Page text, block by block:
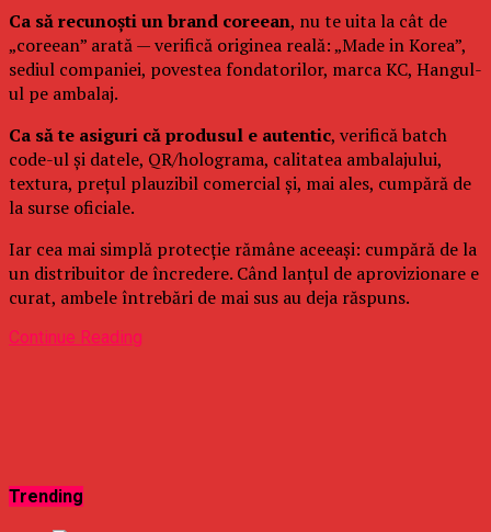
Ca să recunoști un brand coreean, nu te uita la cât de
„coreean” arată — verifică originea reală: „Made in Korea”,
sediul companiei, povestea fondatorilor, marca KC, Hangul-
ul pe ambalaj.
Ca să te asiguri că produsul e autentic, verifică batch
code-ul și datele, QR/holograma, calitatea ambalajului,
textura, prețul plauzibil comercial și, mai ales, cumpără de
la surse oficiale.
Iar cea mai simplă protecție rămâne aceeași: cumpără de la
un distribuitor de încredere. Când lanțul de aprovizionare e
curat, ambele întrebări de mai sus au deja răspuns.
Continue Reading
Trending